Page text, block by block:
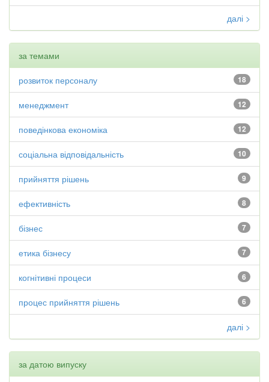
далі >
за темами
18
розвиток персоналу
12
менеджмент
12
поведінкова економіка
10
соціальна відповідальність
9
прийняття рішень
8
ефективність
7
бізнес
7
етика бізнесу
6
когнітивні процеси
6
процес прийняття рішень
далі >
за датою випуску